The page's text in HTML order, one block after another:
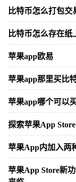
比特币怎么打包交
比特币怎么存在纸
苹果app欧易
苹果app那里买比
苹果app哪个可以
探索苹果App
苹果App内加入两
苹果App Store新